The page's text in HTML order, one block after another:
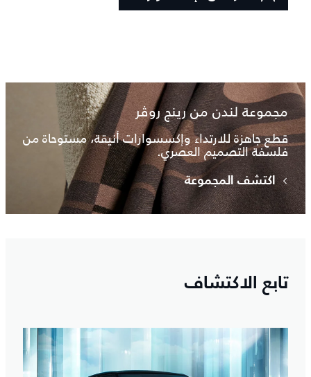
مجموعة لندن من رينج روڤر
قطع جاهزة للارتداء وإكسسوارات أنيقة، مستوحاة من
فلسفة التصميم العصري.
اكتشف المجموعة
تابع الاكتشاف